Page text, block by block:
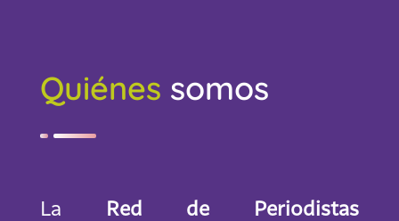
Quiénes somos
La Red de Periodistas